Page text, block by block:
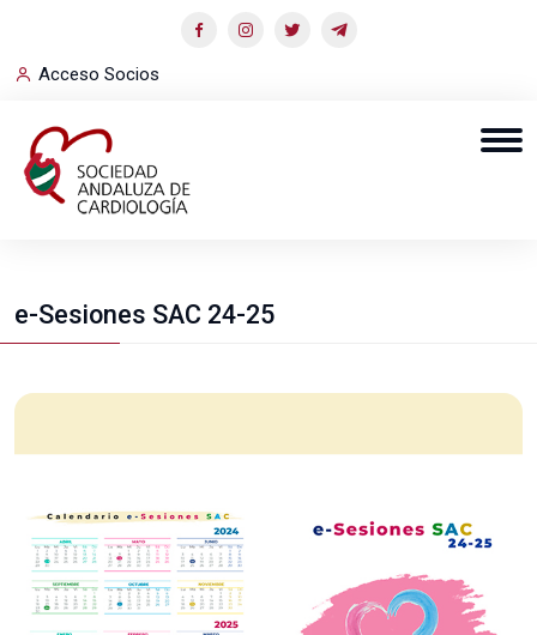
Acceso Socios
e-Sesiones SAC 24-25